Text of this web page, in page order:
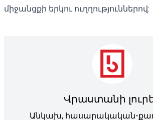
միջանցքի երկու ուղղություններով:
Վրաստանի
Անկախ, հասարակական-